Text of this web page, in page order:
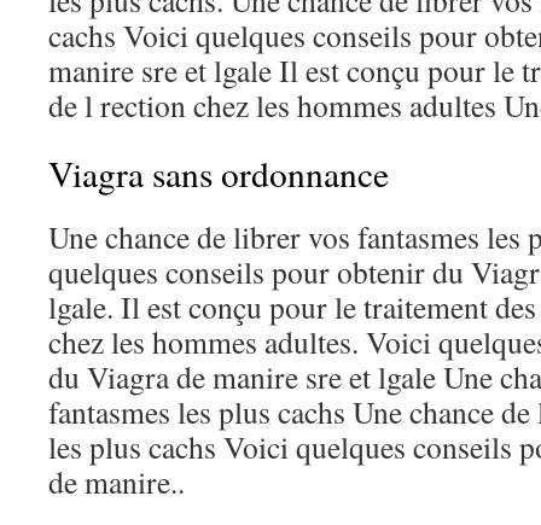
cachs Voici quelques conseils pour
manire sre et lgale Il est conçu pour le
de l rection chez les hommes adultes
Viagra sans ordonnance
Une chance de librer vos fantasmes les
quelques conseils pour obtenir du
lgale. Il est conçu pour le traitement
chez les hommes adultes. Voici
du Viagra de manire sre et lgale Une
fantasmes les plus cachs Une chance
les plus cachs Voici quelques conseils
de manire..